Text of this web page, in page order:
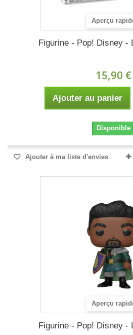
Aperçu
Figurine - Pop! Disney -
15,90 €
Ajouter au panier
Disponible
Ajouter à ma liste d'envies
Aperçu
Figurine - Pop! Disney -